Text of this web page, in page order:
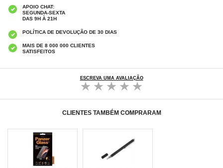
APOIO CHAT:
SEGUNDA-SEXTA
DAS 9H À 21H
POLÍTICA DE DEVOLUÇÃO DE 30 DIAS
MAIS DE 8 000 000 CLIENTES
SATISFEITOS
ESCREVA UMA AVALIAÇÃO
CLIENTES TAMBÉM COMPRARAM